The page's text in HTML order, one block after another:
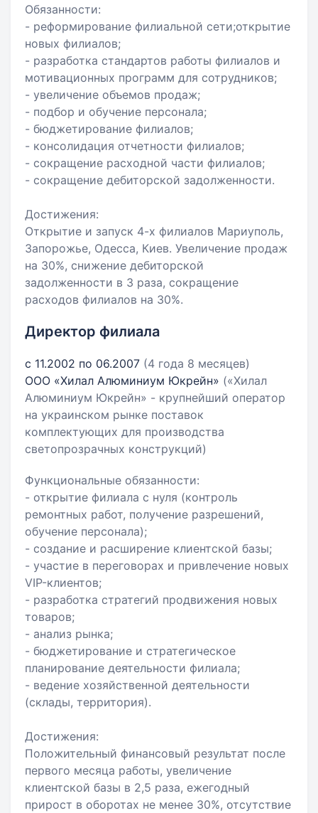
Обязанности:
- реформирование филиальной сети;открытие
новых филиалов;
- разработка стандартов работы филиалов и
мотивационных программ для сотрудников;
- увеличение объемов продаж;
- подбор и обучение персонала;
- бюджетирование филиалов;
- консолидация отчетности филиалов;
- сокращение расходной части филиалов;
- сокращение дебиторской задолженности.
Достижения:
Открытие и запуск 4-х филиалов Мариуполь,
Запорожье, Одесса, Киев. Увеличение продаж
на 30%, снижение дебиторской
задолженности в 3 раза, сокращение
расходов филиалов на 30%.
Директор филиала
с 11.2002 по 06.2007 (4 года 8 месяцев)
ООО «Хилал Алюминиум Юкрейн» («Хилал
Алюминиум Юкрейн» - крупнейший оператор
на украинском рынке поставок
комплектующих для производства
светопрозрачных конструкций)
Функциональные обязанности:
- открытие филиала с нуля (контроль
ремонтных работ, получение разрешений,
обучение персонала);
- создание и расширение клиентской базы;
- участие в переговорах и привлечение новых
VIP-клиентов;
- разработка стратегий продвижения новых
товаров;
- анализ рынка;
- бюджетирование и стратегическое
планирование деятельности филиала;
- ведение хозяйственной деятельности
(склады, территория).
Достижения:
Положительный финансовый результат после
первого месяца работы, увеличение
клиентской базы в 2,5 раза, ежегодный
прирост в оборотах не менее 30%, отсутствие